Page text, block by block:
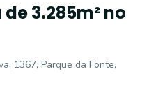
3.285m² no
1367, Parque da Fonte,